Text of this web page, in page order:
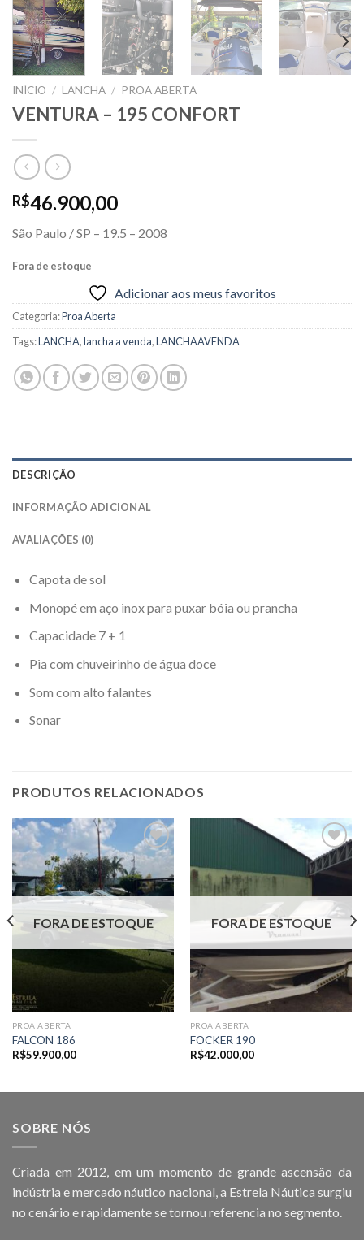
INÍCIO / LANCHA / PROA ABERTA
VENTURA – 195 CONFORT
R$46.900,00
São Paulo / SP – 19.5 – 2008
Fora de estoque
Adicionar aos meus favoritos
Categoria:Proa Aberta
Tags:LANCHA,lancha a venda,LANCHAAVENDA
DESCRIÇÃO
INFORMAÇÃO ADICIONAL
AVALIAÇÕES (0)
Capota de sol
Monopé em aço inox para puxar bóia ou prancha
Capacidade 7 + 1
Pia com chuveirinho de água doce
Som com alto falantes
Sonar
PRODUTOS RELACIONADOS
Adicionar
aos meus
favoritos
FORA DE ESTOQUE
PROA ABERTA
FALCON 186
R$59.900,00
aos meus
favoritos
FORA DE ESTOQUE
PROA ABERTA
FOCKER 190
R$42.000,00
SOBRE NÓS
Criada em 2012, em um momento de grande ascensão da
indústria e mercado náutico nacional, a Estrela Náutica surgiu
no cenário e rapidamente se tornou referencia no segmento.